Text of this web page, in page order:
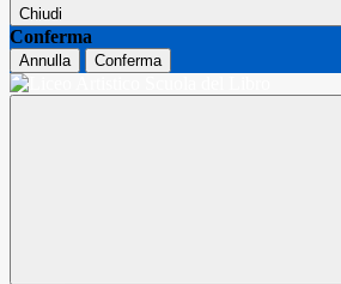
Chiudi
Conferma
Annulla Conferma